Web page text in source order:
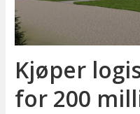
Kjøper
for 200